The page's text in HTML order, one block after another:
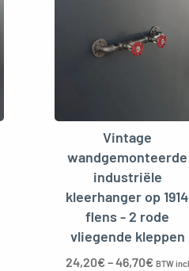
Vintage
wandgemonteerde
industriële
kleerhanger op 1914
flens - 2 rode
vliegende kleppen
24,20€–46,70€ BTW incl